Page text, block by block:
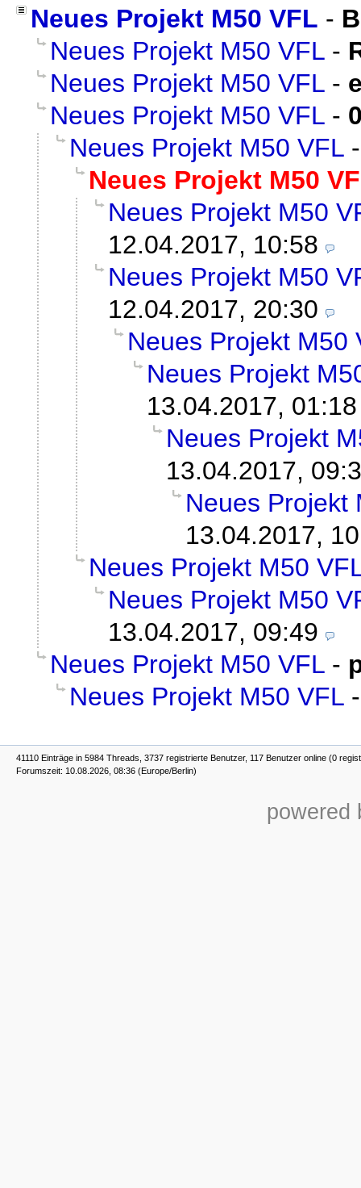
Neues Projekt M50 VFL -
Neues Projekt M50 VFL -
Neues Projekt M50 VFL -
Neues Projekt M50 VFL -
Neues Projekt M50 VFL
Neues Projekt M50
Neues Projekt M50
12.04.2017, 10:58
Neues Projekt M50
12.04.2017, 20:30
Neues Projekt M50
Neues Projekt
13.04.2017, 01:18
Neues Projekt
13.04.2017,
Neues Projekt
13.04.2017,
Neues Projekt M50
Neues Projekt M50
13.04.2017, 09:49
Neues Projekt M50 VFL -
Neues Projekt M50 VFL
41110 Einträge in 5984 Threads, 3737 registrierte Benutzer, 117 Benutzer online (0
Forumszeit: 10.08.2026, 08:36 (Europe/Berlin)
powered